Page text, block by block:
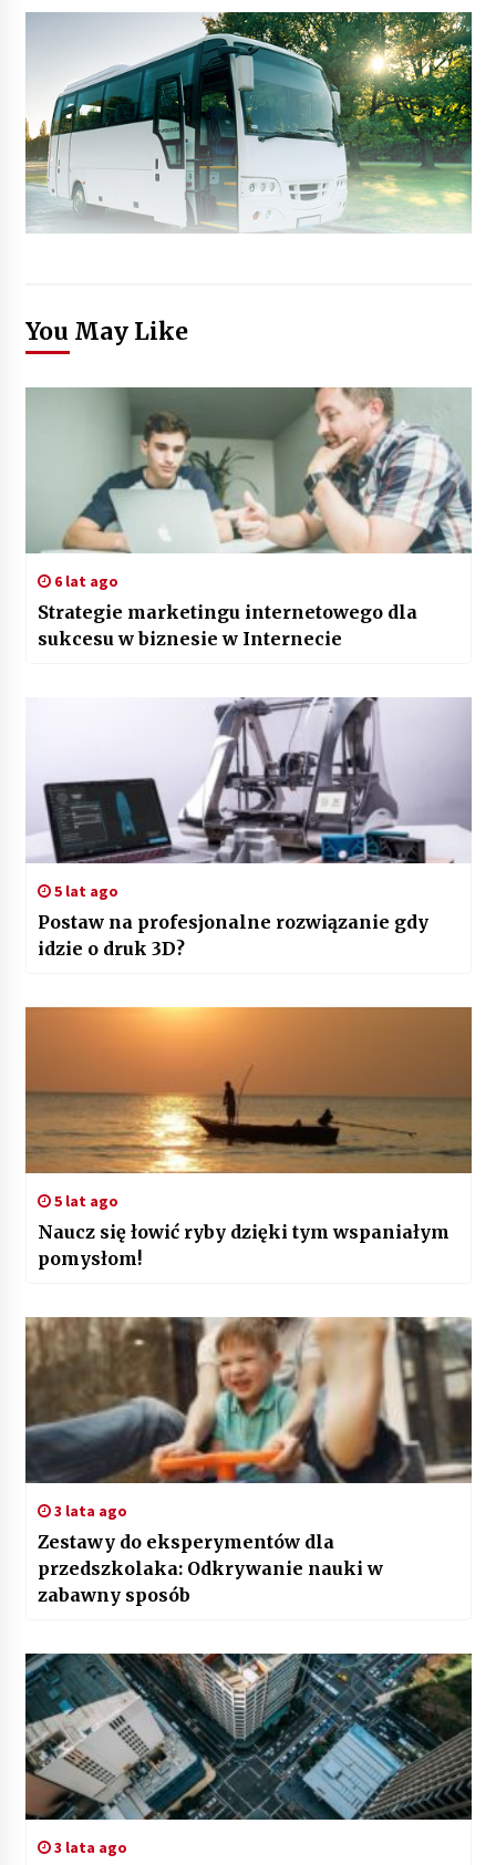
You May Like
6 lat ago
Strategie marketingu internetowego dla
sukcesu w biznesie w Internecie
5 lat ago
Postaw na profesjonalne rozwiązanie gdy
idzie o druk 3D?
5 lat ago
Naucz się łowić ryby dzięki tym wspaniałym
pomysłom!
3 lata ago
Zestawy do eksperymentów dla
przedszkolaka: Odkrywanie nauki w
zabawny sposób
3 lata ago